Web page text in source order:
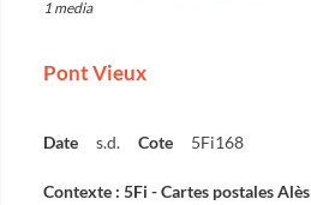
1 media
Pont Vieux
Date s.d. Cote 5Fi168
Contexte : 5Fi - Cartes postales Alès